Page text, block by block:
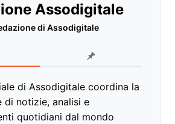
Assodigitale
di Assodigitale
di Assodigitale coordina la
di notizie, analisi e
quotidiani dal mondo